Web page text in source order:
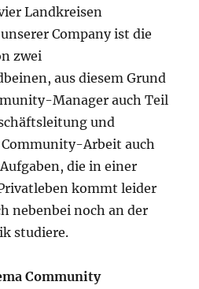
Landkreisen
Company ist die
zwei
aus diesem Grund
Manager auch Teil
und
Arbeit auch
die in einer
kommt leider
nebenbei noch an der
studiere.
Community